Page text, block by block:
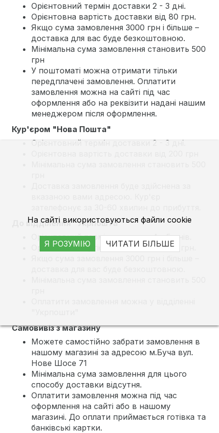
Орієнтовний термін доставки 2 - 3 дні.
Орієнтовна вартість доставки від 80 грн.
Якщо сума замовлення 3000 грн і більше –
доставка для вас буде безкоштовною.
Мінімальна сума замовлення становить 500
грн
У поштоматі можна отримати тільки
передплачені замовлення. Оплатити
замовлення можна на сайті під час
оформлення або на реквізити надані нашим
менеджером після оформлення.
Кур'єром "Нова Пошта"
Орієнтовний термін доставки 2 - 3 дні.
До відділення "Укрпошта"
Орієнтовний термін доставки 4 - 5 днів.
Орієнтовна вартість доставки від 60 грн.
Самовивіз з магазину
Можете самостійно забрати замовлення в
нашому магазині за адресою м.Буча вул.
Нове Шосе 71
Мінімальна сума замовлення для цього
способу доставки відсутня.
Оплатити замовлення можна під час
оформлення на сайті або в нашому
магазині. До оплати приймається готівка та
банківські картки.
На сайті використовуються файли cookie
Я РОЗУМІЮ ЧИТАТИ БІЛЬШЕ